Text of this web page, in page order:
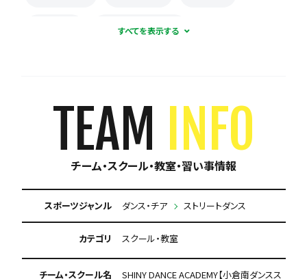
月謝が5000円以下
TEAM INFO
チーム・スクール・教室・習い事情報
スポーツジャンル ダンス・チア ストリートダンス
カテゴリ スクール・教室
チーム・スクール名 SHINY DANCE ACADEMY【小倉南ダンスス